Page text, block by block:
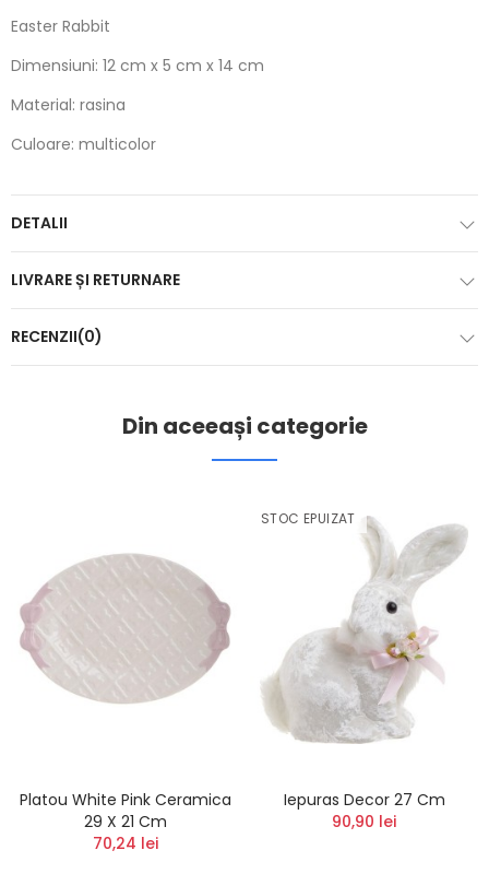
Easter Rabbit
Dimensiuni: 12 cm x 5 cm x 14 cm
Material: rasina
Culoare: multicolor
DETALII
LIVRARE ȘI RETURNARE
RECENZII(0)
Din aceeași categorie
Platou White Pink Ceramica
29 X 21 Cm
70,24 lei
STOC EPUIZAT
Iepuras Decor 27 Cm
90,90 lei